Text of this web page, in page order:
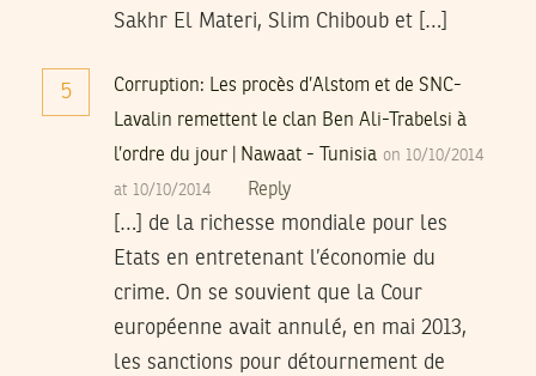
Sakhr El Materi, Slim Chiboub et […]
5
Corruption: Les procès d’Alstom et de SNC-
Lavalin remettent le clan Ben Ali-Trabelsi à
l’ordre du jour | Nawaat - Tunisia on 10/10/2014
at 10/10/2014 Reply
[…] de la richesse mondiale pour les
Etats en entretenant l’économie du
crime. On se souvient que la Cour
européenne avait annulé, en mai 2013,
les sanctions pour détournement de